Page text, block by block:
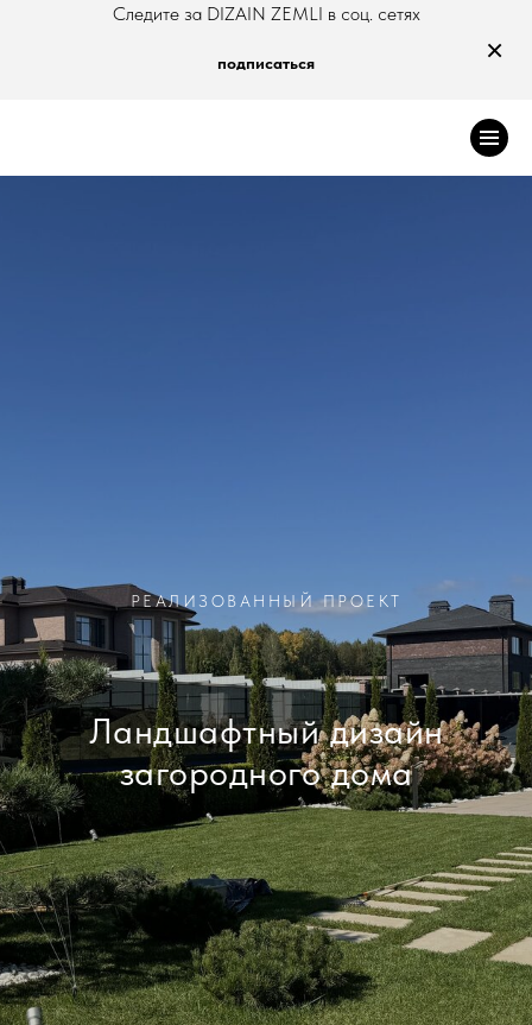
Следите за DIZAIN ZEMLI в соц. сетях
подписаться ×
РЕАЛИЗОВАННЫЙ ПРОЕКТ
Ландшафтный дизайн
загородного дома